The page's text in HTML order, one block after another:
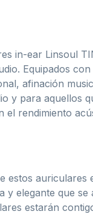
in-ear Linsoul
Equipados
afinación
y para
rendimiento
estos
elegante que
estarán